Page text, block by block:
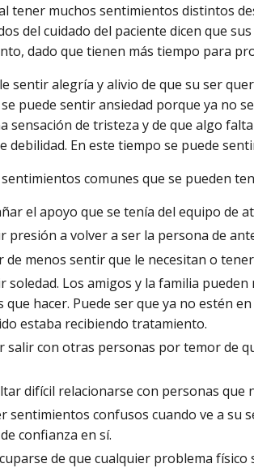
tener muchos sentimientos distintos
del cuidado del paciente dicen que
dado que tienen más tiempo para
sentir alegría y alivio de que su ser
puede sentir ansiedad porque ya no
sensación de tristeza y de que algo
debilidad. En este tiempo se puede
comunes que se pueden
el apoyo que se tenía del equipo de
presión a volver a ser la persona de
de menos sentir que le necesitan o
soledad. Los amigos y la familia
que hacer. Puede ser que ya no estén
estaba recibiendo tratamiento.
salir con otras personas por temor de
difícil relacionarse con personas que
sentimientos confusos cuando ve a su
confianza en sí.
de que cualquier problema